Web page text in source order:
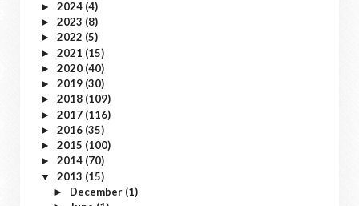
► 2024 (4)
► 2023 (8)
► 2022 (5)
► 2021 (15)
► 2020 (40)
► 2019 (30)
► 2018 (109)
► 2017 (116)
► 2016 (35)
► 2015 (100)
► 2014 (70)
▼ 2013 (15)
► December (1)